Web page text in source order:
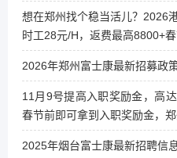
想在郑州找个稳当活儿？2026
时工28元/H，返费最高8800+
2026年郑州富士康最新招募政
11月9号提高入职奖励金，高
春节前即可拿到入职奖励金，
2025年烟台富士康最新招聘信